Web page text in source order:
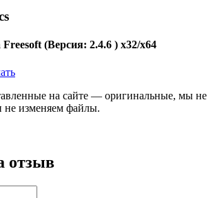
Freesoft (Версия: 2.4.6 ) x32/x64
на сайте — оригинальные, мы не
не изменяем файлы.
отзыв